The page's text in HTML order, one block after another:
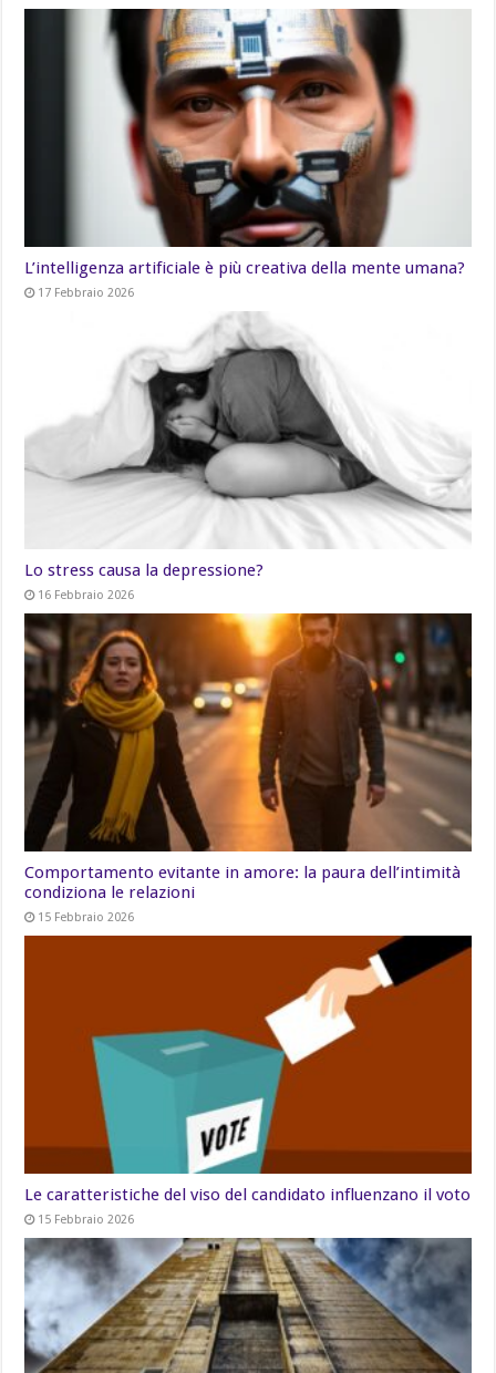
L’intelligenza artificiale è più creativa della mente umana?
17 Febbraio 2026
Lo stress causa la depressione?
16 Febbraio 2026
Comportamento evitante in amore: la paura dell’intimità
condiziona le relazioni
15 Febbraio 2026
Le caratteristiche del viso del candidato influenzano il voto
15 Febbraio 2026